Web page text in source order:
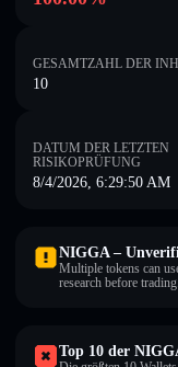
GESAMTZAHL DER
10
DATUM DER LETZTEN
RISIKOPRÜFUNG
8/4/2026, 6:29:50 AM
NIGGA –
Multiple tokens can
research before
Top 10 der